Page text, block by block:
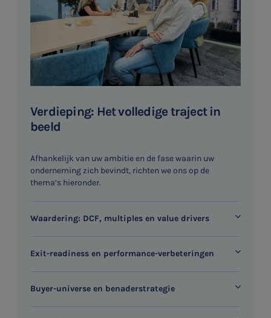
SNEL UW ANTWOORD VINDEN
Zonder gedoe
Typ hieronder uw zoekterm
Meest gezochte onderwerpen
Jaarrekening controle
Ondernemer en privé
HR Advies
Verdieping: Het volledige traject in
beeld
Afhankelijk van uw ambitie en de fase waarin uw
onderneming zich bevindt, richten we ons op de
thema’s hieronder.
Waardering: DCF, multiples en value drivers
Exit-readiness en performance-verbeteringen
Buyer-universe en benaderstrategie